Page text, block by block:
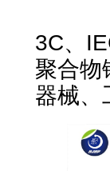
3C、
聚合物
器械、